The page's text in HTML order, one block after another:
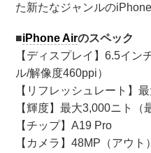
た新たなジャンルの
■iPhone Airのスペック
【ディスプレイ】6.5イン
ル/解像度460ppi）
【リフレッシュレート】
【輝度】最大3,000ニト（
【チップ】A19 Pro
【カメラ】48MP（アウト